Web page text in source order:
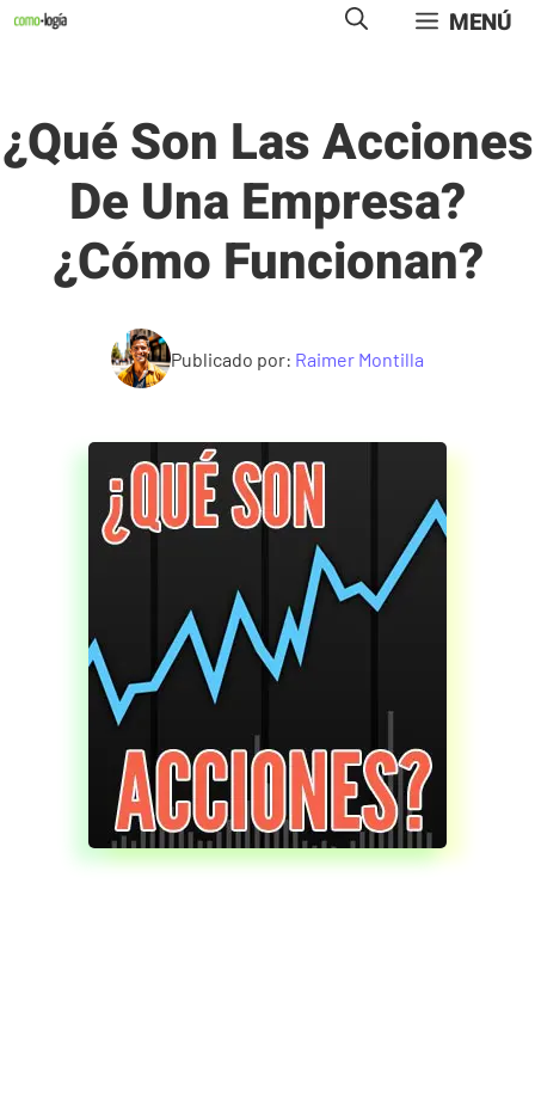
Saltar
MENÚ
¿Qué Son Las Acciones
De Una Empresa?
¿Cómo Funcionan?
Publicado por: Raimer Montilla